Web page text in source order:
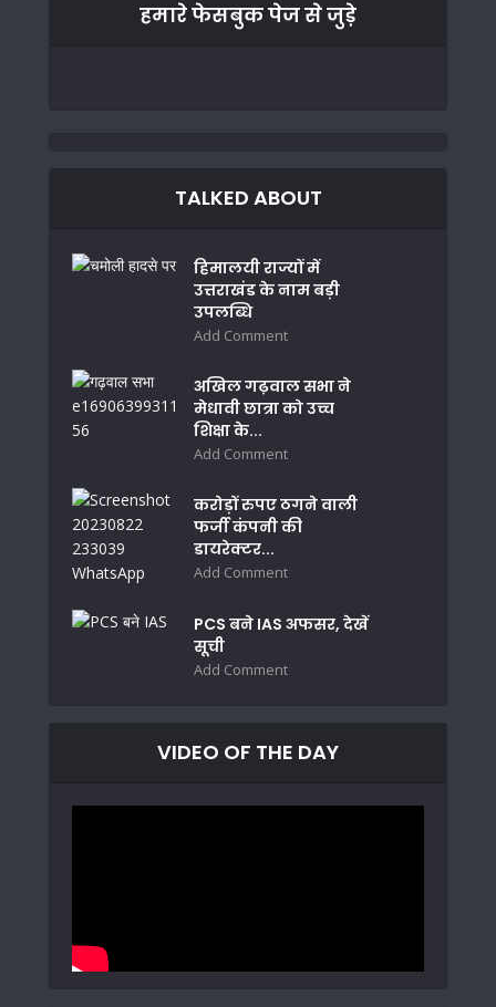
हमारे फेसबुक पेज से जुड़े
TALKED ABOUT
हिमालयी राज्यों में
उत्तराखंड के नाम बड़ी
उपलब्धि
Add Comment
अखिल गढ़वाल सभा ने
मेधावी छात्रा को उच्च
शिक्षा के...
Add Comment
करोड़ों रुपए ठगने वाली
फर्जी कंपनी की
डायरेक्टर...
Add Comment
PCS बने IAS अफसर, देखें
सूची
Add Comment
VIDEO OF THE DAY